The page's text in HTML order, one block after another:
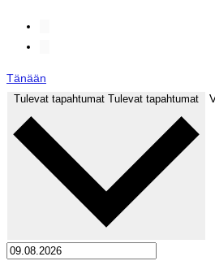
Tänään
Tulevat tapahtumat Tulevat tapahtumat